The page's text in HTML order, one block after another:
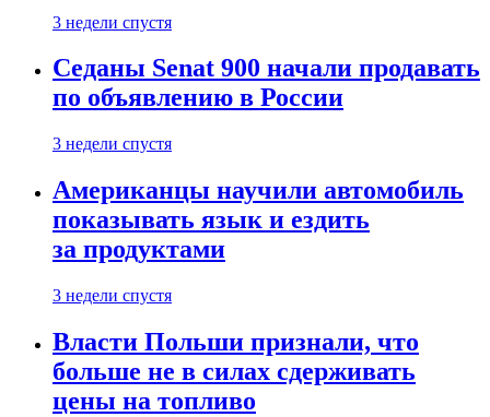
3 недели спустя
Седаны Senat 900 начали продавать
по объявлению в России
3 недели спустя
Американцы научили автомобиль
показывать язык и ездить
за продуктами
3 недели спустя
Власти Польши признали, что
больше не в силах сдерживать
цены на топливо